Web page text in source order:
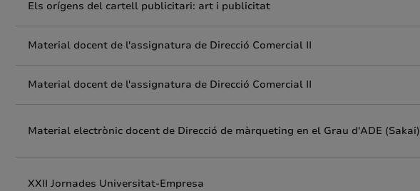
Els orígens del cartell publicitari: art i publicitat
Material docent de l'assignatura de Direcció Comercial II
Material docent de l'assignatura de Direcció Comercial II
Material electrònic docent de Direcció de màrqueting en el Grau d'ADE (Sakai)
XXII Jornades Universitat-Empresa